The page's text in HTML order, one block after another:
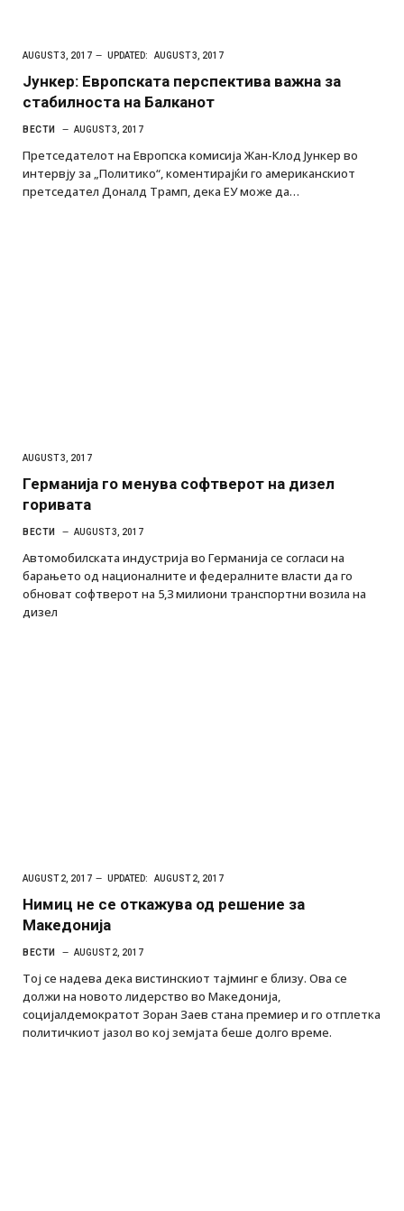
AUGUST 3, 2017 UPDATED: AUGUST 3, 2017
Јункер: Европската перспектива важна за
стабилноста на Балканот
ВЕСТИ AUGUST 3, 2017
Претседателот на Европска комисија Жан-Клод Јункер во
интервју за „Политико“, коментирајќи го американскиот
претседател Доналд Трамп, дека ЕУ може да…
AUGUST 3, 2017
Германија го менува софтверот на дизел
горивата
ВЕСТИ AUGUST 3, 2017
Автомобилската индустрија во Германија се согласи на
барањето од националните и федералните власти да го
обноват софтверот на 5,3 милиони транспортни возила на
дизел
AUGUST 2, 2017 UPDATED: AUGUST 2, 2017
Нимиц не се откажува од решение за
Македонија
ВЕСТИ AUGUST 2, 2017
Тој се надева дека вистинскиот тајминг е близу. Ова се
должи на новото лидерство во Македонија,
социјалдемократот Зоран Заев стана премиер и го отплетка
политичкиот јазол во кој земјата беше долго време.